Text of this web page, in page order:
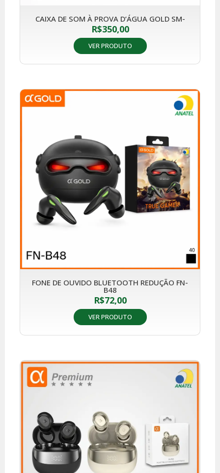
CAIXA DE SOM À PROVA D’ÁGUA GOLD SM-
R$350,00
VER PRODUTO
FONE DE OUVIDO BLUETOOTH REDUÇÃO FN-
B48
R$72,00
VER PRODUTO